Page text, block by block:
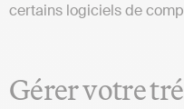
certains logiciels de
Gérer votre